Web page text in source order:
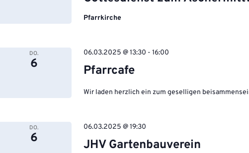
Pfarrkirche
DO.
6 Pfarrcafe
06.03.2025 @ 13:30 - 16:00
Wir laden herzlich ein zum geselligen
DO.
6 JHV Gartenbauverein
06.03.2025 @ 19:30